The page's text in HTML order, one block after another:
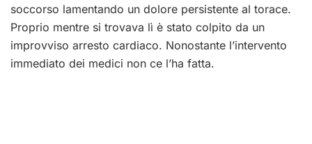
soccorso lamentando un dolore persistente al torace.
Proprio mentre si trovava lì è stato colpito da un
improvviso arresto cardiaco. Nonostante l’intervento
immediato dei medici non ce l’ha fatta.